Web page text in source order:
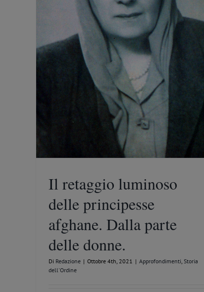
Il retaggio luminoso
delle principesse
afghane. Dalla parte
delle donne.
Di Redazione | Ottobre 4th, 2021 | Approfondimenti, Storia
dell'Ordine